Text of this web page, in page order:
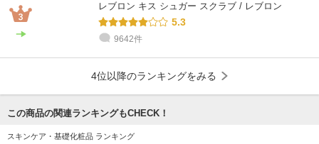
レブロン キス シュガー スクラブ / レブロン
5.3
9642件
4位以降のランキングをみる
この商品の関連ランキングもCHECK！
スキンケア・基礎化粧品 ランキング